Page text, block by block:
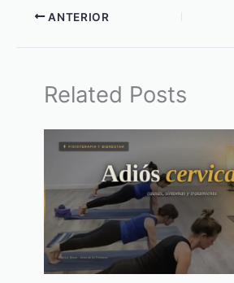
ANTERIOR
Related Posts